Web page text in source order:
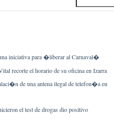
iniciativa para �liberar al Carnaval�
recorte el horario de su oficina en Izarra
de una antena ilegal de telefon�a en
el test de drogas dio positivo